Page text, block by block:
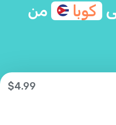
كوبا
من
$4.99